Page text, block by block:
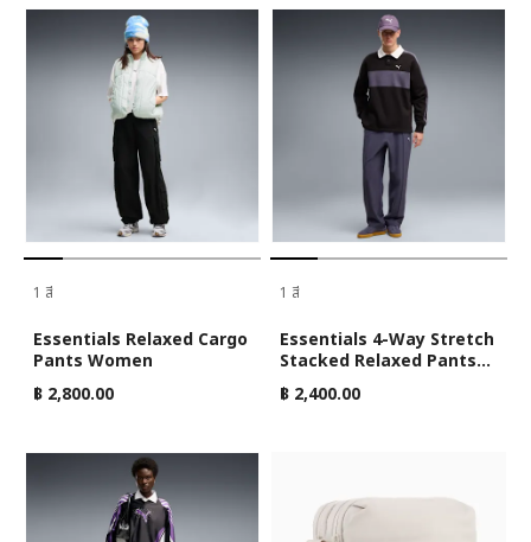
1 สี
Essentials Relaxed Cargo
Pants Women
฿ 2,800.00
1 สี
Essentials 4-Way Stretch
Stacked Relaxed Pants
Men
฿ 2,400.00